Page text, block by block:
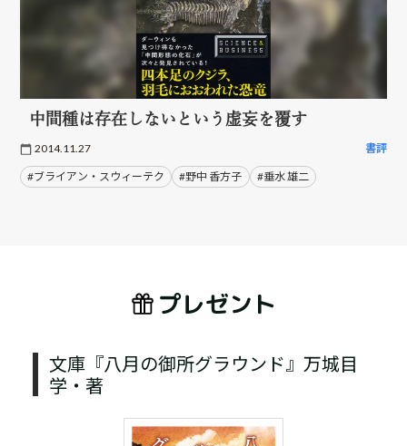
中間種は存在しないという虚妄を覆す
2014.11.27 書評
#ブライアン・スウィーテク #野中 香方子 #垂水 雄二
プレゼント
文庫『八月の御所グラウンド』万城目
学・著